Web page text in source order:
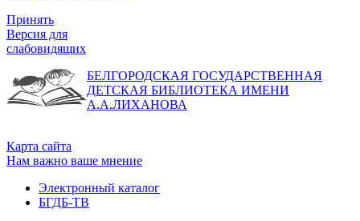
Принять
Версия для
слабовидящих
БЕЛГОРОДСКАЯ ГОСУДАРСТВЕННАЯ
ДЕТСКАЯ БИБЛИОТЕКА ИМЕНИ
А.А.ЛИХАНОВА
Карта сайта
Нам важно ваше мнение
Электронный каталог
БГДБ-ТВ